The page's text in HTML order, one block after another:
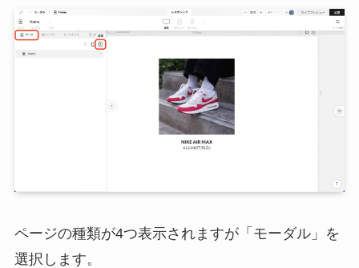
ページの種類が4つ表示されますが「モーダル」を
選択します。